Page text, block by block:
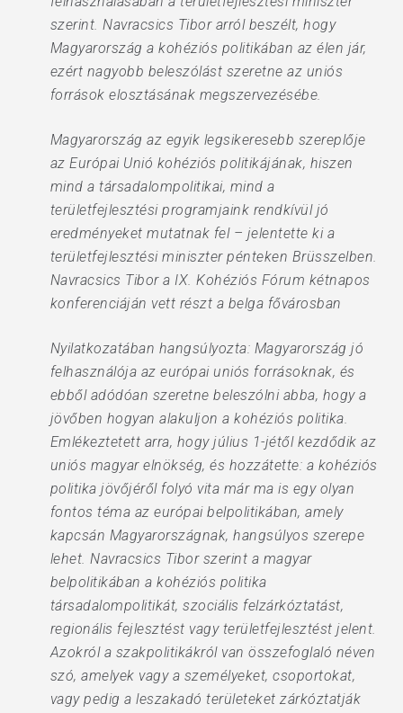
szerint. Navracsics Tibor arról beszélt, hogy
Magyarország a kohéziós politikában az élen jár,
ezért nagyobb beleszólást szeretne az uniós
források elosztásának megszervezésébe.
Magyarország az egyik legsikeresebb szereplője
az Európai Unió kohéziós politikájának, hiszen
mind a társadalompolitikai, mind a
területfejlesztési programjaink rendkívül jó
eredményeket mutatnak fel – jelentette ki a
területfejlesztési miniszter pénteken Brüsszelben.
Navracsics Tibor a IX. Kohéziós Fórum kétnapos
konferenciáján vett részt a belga fővárosban
Nyilatkozatában hangsúlyozta: Magyarország jó
felhasználója az európai uniós forrásoknak, és
ebből adódóan szeretne beleszólni abba, hogy a
jövőben hogyan alakuljon a kohéziós politika.
Emlékeztetett arra, hogy július 1-jétől kezdődik az
uniós magyar elnökség, és hozzátette: a kohéziós
politika jövőjéről folyó vita már ma is egy olyan
fontos téma az európai belpolitikában, amely
kapcsán Magyarországnak, hangsúlyos szerepe
lehet. Navracsics Tibor szerint a magyar
belpolitikában a kohéziós politika
társadalompolitikát, szociális felzárkóztatást,
regionális fejlesztést vagy területfejlesztést jelent.
Azokról a szakpolitikákról van összefoglaló néven
szó, amelyek vagy a személyeket, csoportokat,
vagy pedig a leszakadó területeket zárkóztatják